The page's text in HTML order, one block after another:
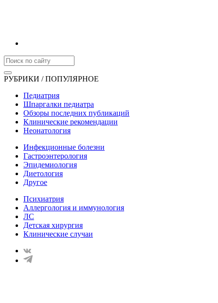
РУБРИКИ / ПОПУЛЯРНОЕ
Педиатрия
Шпаргалки педиатра
Обзоры последних публикаций
Клинические рекомендации
Неонатология
Инфекционные болезни
Гастроэнтерология
Эпидемиология
Диетология
Другое
Психиатрия
Аллергология и иммунология
ЛС
Детская хирургия
Клинические случаи